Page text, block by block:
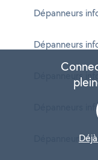
Dépanneurs
Dépanneurs
Dépanneurs
Dépanneurs
Dépanneurs